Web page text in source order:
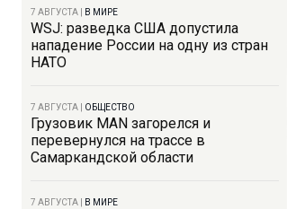
7 АВГУСТА В МИРЕ
WSJ: разведка США допустила
нападение России на одну из стран
НАТО
7 АВГУСТА ОБЩЕСТВО
Грузовик MAN загорелся и
перевернулся на трассе в
Самаркандской области
7 АВГУСТА В МИРЕ